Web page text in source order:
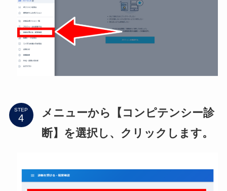
STEP
メニューから【コンピテンシー診
断】を選択し、クリックします。